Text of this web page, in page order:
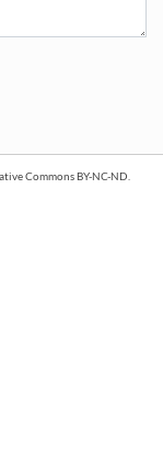
Commons BY-NC-ND